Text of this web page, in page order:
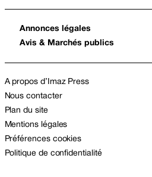
Annonces légales
Avis & Marchés publics
A propos d’Imaz Press
Nous contacter
Plan du site
Mentions légales
Préférences cookies
Politique de confidentialité